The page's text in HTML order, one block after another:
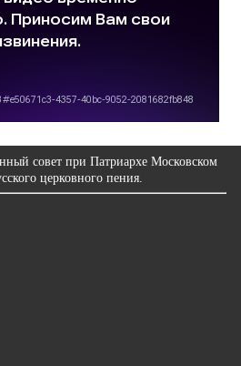
совет при Патриархе Московском
церковного пения.